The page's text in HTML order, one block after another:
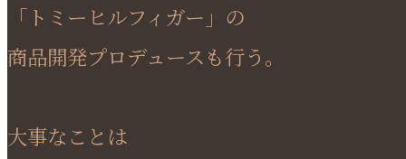
「トミーヒルフィガー」の
商品開発プロデュースも行う。
大事なことは